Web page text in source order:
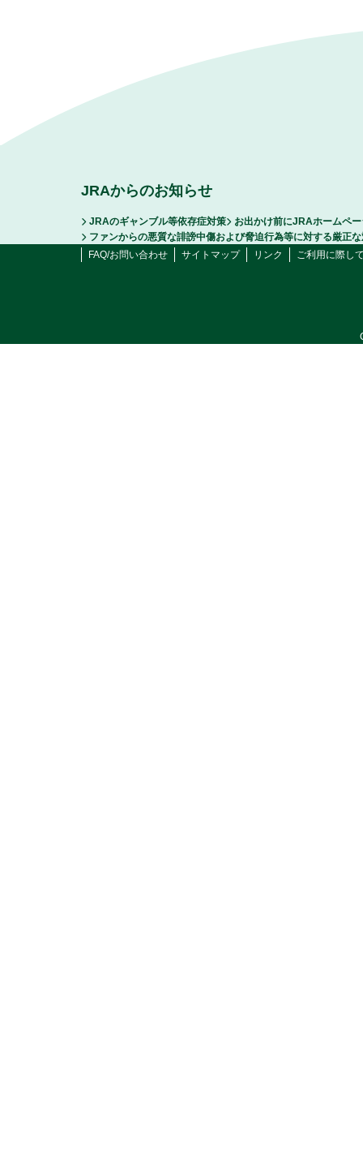
JRAからのお知らせ
JRAのギャンブル等依存症対策
お出かけ前にJRAホームペ
ファンからの悪質な誹謗中傷および脅迫行為等に対する厳正
FAQ/お問い合わせ
サイトマップ リンク ご利用に際し